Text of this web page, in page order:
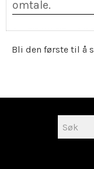
Bli den første til å